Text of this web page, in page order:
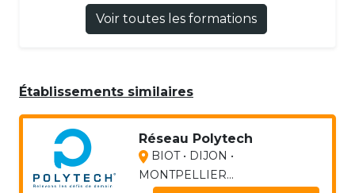
Voir toutes les formations
Établissements similaires
Réseau Polytech
BIOT • DIJON •
MONTPELLIER...